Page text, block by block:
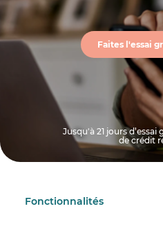
Faites l'essai
Jusqu'à 21 jours
de crédit
Fonctionnalités